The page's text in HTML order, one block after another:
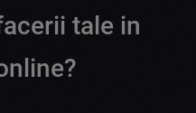
tale in